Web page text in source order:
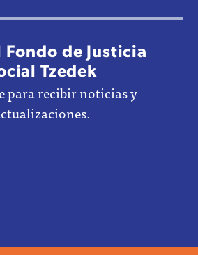
Fondo de Justicia
Tzedek
para recibir noticias y